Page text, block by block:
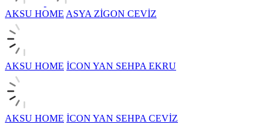
AKSU HOME ASYA ZİGON CEVİZ
AKSU HOME İCON YAN SEHPA EKRU
AKSU HOME İCON YAN SEHPA CEVİZ